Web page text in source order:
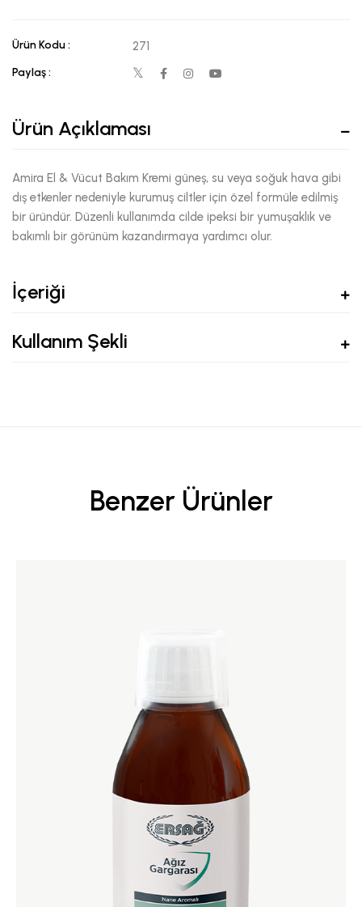
Ürün Kodu : 271
Paylaş :
Ürün Açıklaması
Amira El & Vücut Bakım Kremi güneş, su veya soğuk hava gibi
dış etkenler nedeniyle kurumuş ciltler için özel formüle edilmiş
bir üründür. Düzenli kullanımda cilde ipeksi bir yumuşaklık ve
bakımlı bir görünüm kazandırmaya yardımcı olur.
İçeriği
Kullanım Şekli
Benzer Ürünler